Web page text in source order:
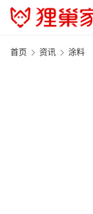
首页 资讯 涂料